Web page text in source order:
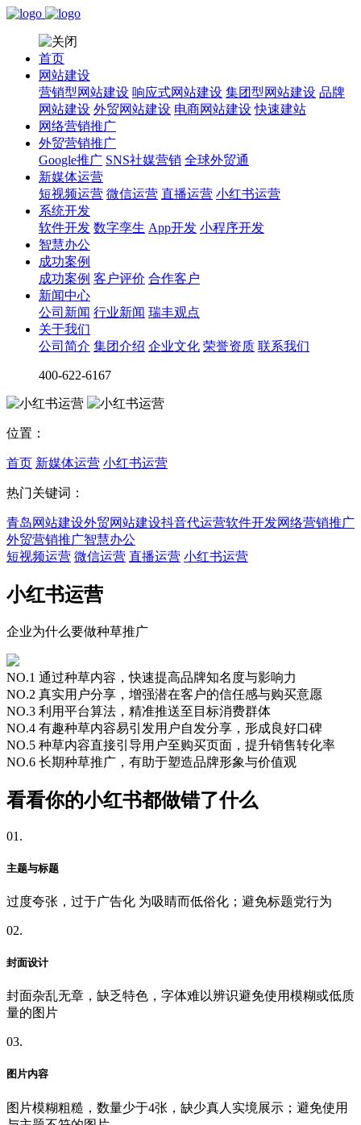
首页
网站建设
营销型网站建设 响应式网站建设 集团型网站建设 品牌
网站建设 外贸网站建设 电商网站建设 快速建站
网络营销推广
外贸营销推广
Google推广 SNS社媒营销 全球外贸通
新媒体运营
短视频运营 微信运营 直播运营 小红书运营
系统开发
软件开发 数字孪生 App开发 小程序开发
智慧办公
成功案例
成功案例 客户评价 合作客户
新闻中心
公司新闻 行业新闻 瑞丰观点
关于我们
公司简介 集团介绍 企业文化 荣誉资质 联系我们
400-622-6167
位置：
首页 新媒体运营 小红书运营
热门关键词：
青岛网站建设外贸网站建设抖音代运营软件开发网络营销推广
外贸营销推广智慧办公
短视频运营 微信运营 直播运营 小红书运营
小红书运营
企业为什么要做种草推广
NO.1 通过种草内容，快速提高品牌知名度与影响力
NO.2 真实用户分享，增强潜在客户的信任感与购买意愿
NO.3 利用平台算法，精准推送至目标消费群体
NO.4 有趣种草内容易引发用户自发分享，形成良好口碑
NO.5 种草内容直接引导用户至购买页面，提升销售转化率
NO.6 长期种草推广，有助于塑造品牌形象与价值观
看看你的小红书都做错了什么
01.
主题与标题
过度夸张，过于广告化 为吸睛而低俗化；避免标题党行为
02.
封面设计
封面杂乱无章，缺乏特色，字体难以辨识避免使用模糊或低质
量的图片
03.
图片内容
图片模糊粗糙，数量少于4张，缺少真人实境展示；避免使用